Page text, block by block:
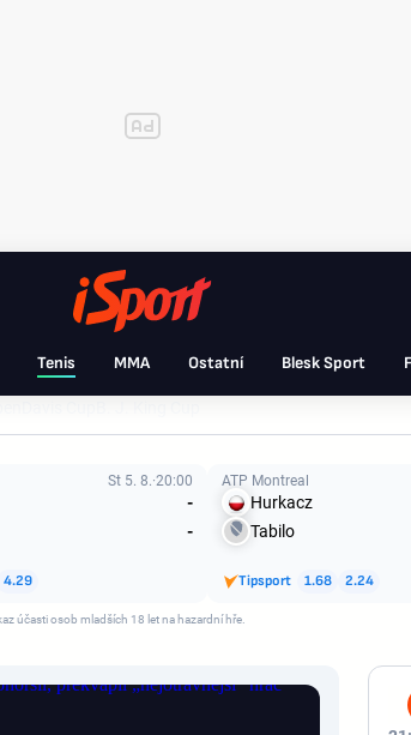
Tenis MMA Ostatní Blesk Sport
St 5. 8. 20:00
-
-
4.29
ATP Montreal
Hurkacz
Tabilo
Tipsport 1.68 2.24
účasti osob mladších 18 let na hazardní hře.